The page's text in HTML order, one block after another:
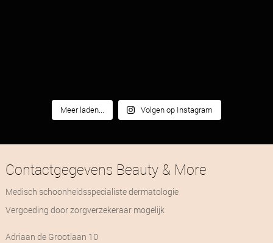
Meer laden... Volgen op Instagram
Contactgegevens Beauty & More
Medisch schoonheidsspecialiste dermatologie
Vergoeding door zorgverzekeraar mogelijk
Adriaan de Grootlaan 10